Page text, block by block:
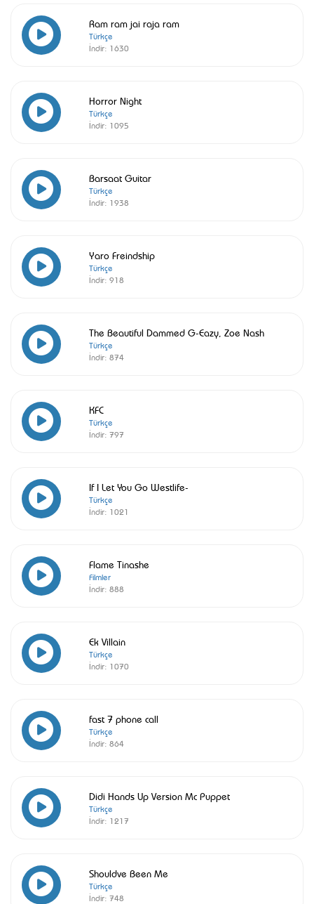
Ram ram jai raja ram
Türkçe
İndir: 1630
Horror Night
Türkçe
İndir: 1095
Barsaat Guitar
Türkçe
İndir: 1938
Yaro Freindship
Türkçe
İndir: 918
The Beautiful Dammed G-Eazy, Zoe Nash
Türkçe
İndir: 874
KFC
Türkçe
İndir: 797
If I Let You Go Westlife-
Türkçe
İndir: 1021
Flame Tinashe
Filmler
İndir: 888
Ek Villain
Türkçe
İndir: 1070
fast 7 phone call
Türkçe
İndir: 864
Didi Hands Up Version Mc Puppet
Türkçe
İndir: 1217
Shouldve Been Me
Türkçe
İndir: 748